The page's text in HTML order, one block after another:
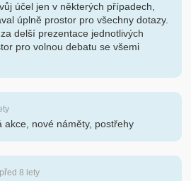
účel jen v některých případech,
úplně prostor pro všechny dotazy.
delší prezentace jednotlivých
pro volnou debatu se všemi
nové náměty, postřehy
8 lety